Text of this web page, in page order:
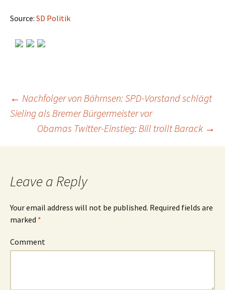
Source: SD Politik
Post
navigation
← Nachfolger von Böhrnsen: SPD-Vorstand schlägt
Sieling als Bremer Bürgermeister vor
Obamas Twitter-Einstieg: Bill trollt Barack →
Leave a Reply
Your email address will not be published. Required fields are
marked *
Comment